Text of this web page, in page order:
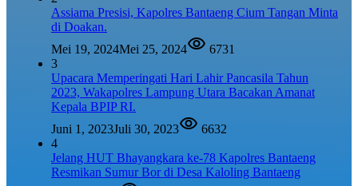
Assiama Presisi, Kapolres Bantaeng Cium Tangan Minta
di Doakan.
Mei 19, 2024Mei 25, 2024
6731
3
Upacara Memperingati Hari Lahir Pancasila Tahun
2023, Wakapolres Lampung Utara Bacakan Amanat
Kepala BPIP RI.
Juni 1, 2023Juli 30, 2023
6632
4
Jelang HUT Bhayangkara ke-78 Kapolres Bantaeng
Resmikan Sumur Bor di Desa Kaloling Bantaeng